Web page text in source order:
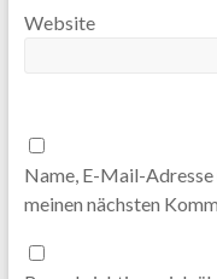
Website
Name, E-Mail-
meinen nächsten